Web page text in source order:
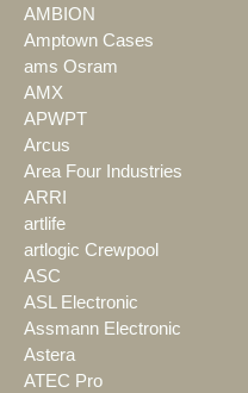
AMBION
Amptown Cases
ams Osram
AMX
APWPT
Arcus
Area Four Industries
ARRI
artlife
artlogic Crewpool
ASC
ASL Electronic
Assmann Electronic
Astera
ATEC Pro